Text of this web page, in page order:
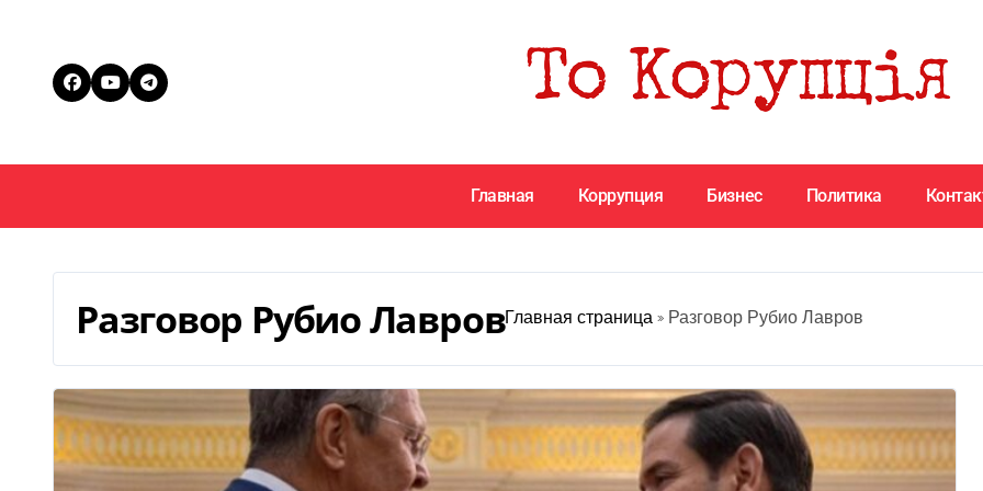
Главная Коррупция Бизнес Политика
Разговор Рубио ЛавровГлавная страница » Разговор Рубио Лавров